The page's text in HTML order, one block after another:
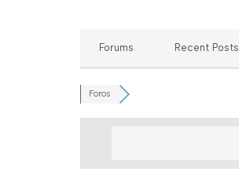
Forums Recent Posts
Foros